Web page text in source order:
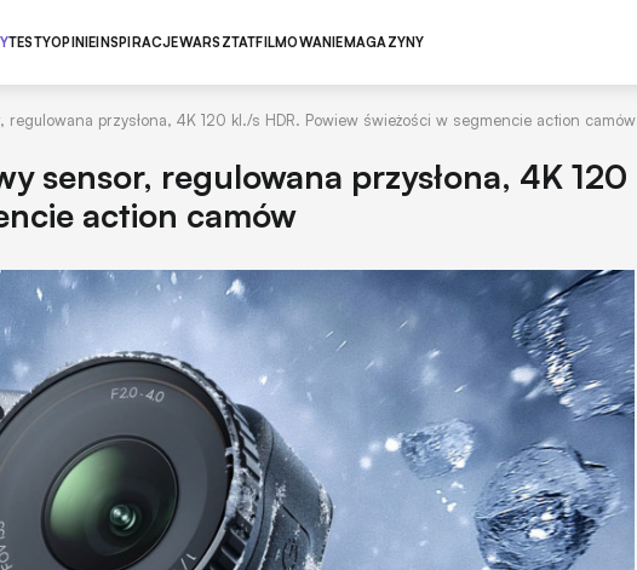
TESTYOPINIEINSPIRACJEWARSZTATFILMOWANIEMAGAZYNY
przysłona, 4K 120 kl./s HDR. Powiew świeżości w segmencie action camów
sensor, regulowana przysłona, 4K 120
action camów